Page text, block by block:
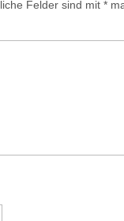
Felder sind mit *